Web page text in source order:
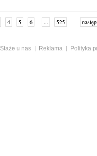
4 5 6 ... 525
Staże u nas Reklama
Polityka